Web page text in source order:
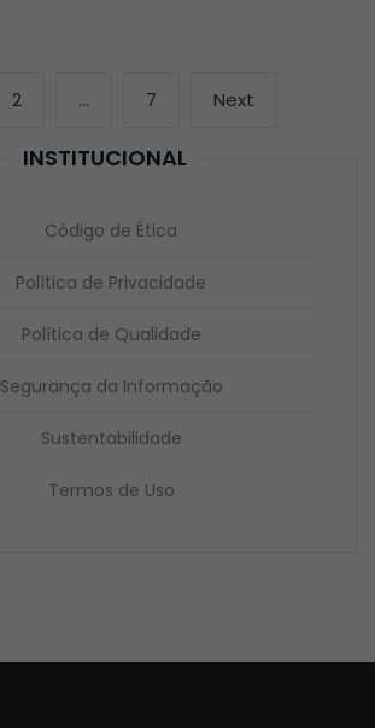
Page
2 … Page
7 Next
INSTITUCIONAL
Código de Ética
Política de Privacidade
Política de Qualidade
Segurança da Informação
Sustentabilidade
Termos de Uso